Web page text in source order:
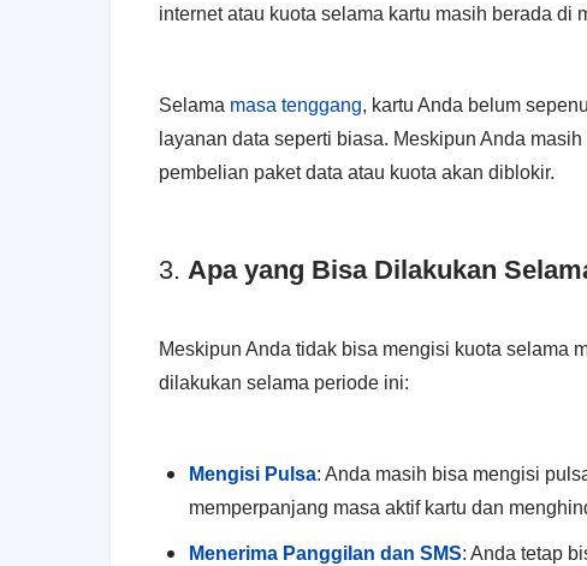
internet atau kuota selama kartu masih berada di
Selama masa tenggang, kartu Anda belum
layanan data seperti biasa. Meskipun Anda
pembelian paket data atau kuota akan diblokir.
3. Apa yang Bisa Dilakukan
Meskipun Anda tidak bisa mengisi kuota selama
dilakukan selama periode ini:
Mengisi Pulsa: Anda masih bisa mengisi
memperpanjang masa aktif kartu dan
Menerima Panggilan dan SMS: Anda tetap